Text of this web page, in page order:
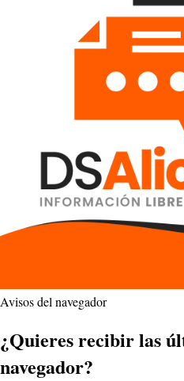
Avisos del navegador
¿Quieres recibir las
navegador?